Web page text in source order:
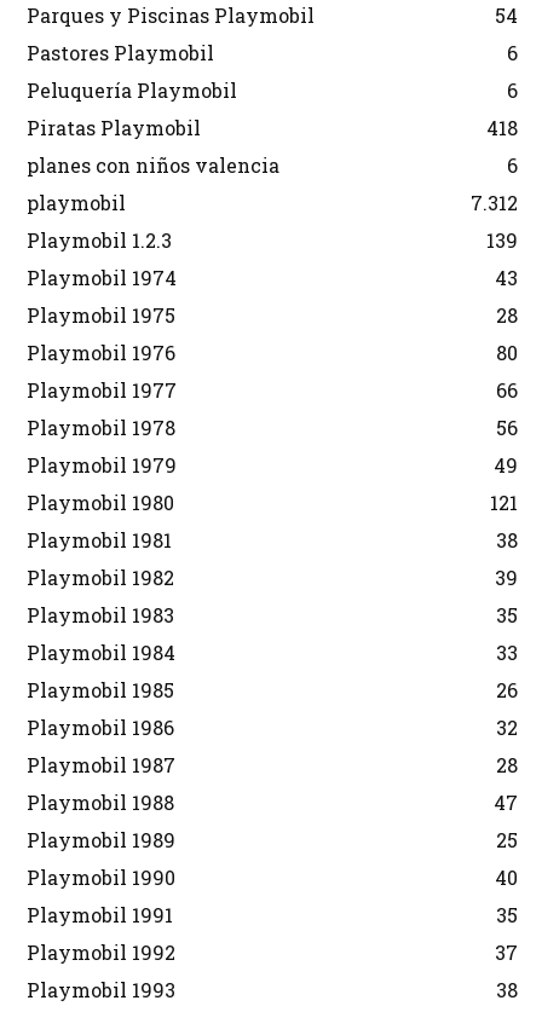
Parques y Piscinas Playmobil
54
Pastores Playmobil
6
Peluquería Playmobil
6
Piratas Playmobil
418
planes con niños valencia
6
playmobil
7.312
Playmobil 1.2.3
139
Playmobil 1974
43
Playmobil 1975
28
Playmobil 1976
80
Playmobil 1977
66
Playmobil 1978
56
Playmobil 1979
49
Playmobil 1980
121
Playmobil 1981
38
Playmobil 1982
39
Playmobil 1983
35
Playmobil 1984
33
Playmobil 1985
26
Playmobil 1986
32
Playmobil 1987
28
Playmobil 1988
47
Playmobil 1989
25
Playmobil 1990
40
Playmobil 1991
35
Playmobil 1992
37
Playmobil 1993
38